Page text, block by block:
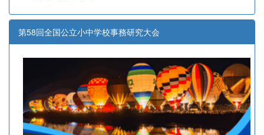
第58回全国公立小中学校事務研究大会